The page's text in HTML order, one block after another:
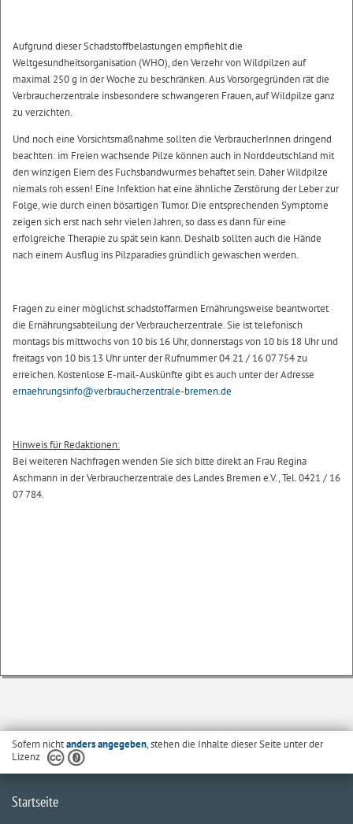
Aufgrund dieser Schadstoffbelastungen empfiehlt die
Weltgesundheitsorganisation (WHO), den Verzehr von Wildpilzen auf
maximal 250 g in der Woche zu beschränken. Aus Vorsorgegründen rät die
Verbraucherzentrale insbesondere schwangeren Frauen, auf Wildpilze ganz
zu verzichten.
Und noch eine Vorsichtsmaßnahme sollten die VerbraucherInnen dringend
beachten: im Freien wachsende Pilze können auch in Norddeutschland mit
den winzigen Eiern des Fuchsbandwurmes behaftet sein. Daher Wildpilze
niemals roh essen! Eine Infektion hat eine ähnliche Zerstörung der Leber zur
Folge, wie durch einen bösartigen Tumor. Die entsprechenden Symptome
zeigen sich erst nach sehr vielen Jahren, so dass es dann für eine
erfolgreiche Therapie zu spät sein kann. Deshalb sollten auch die Hände
nach einem Ausflug ins Pilzparadies gründlich gewaschen werden.
Fragen zu einer möglichst schadstoffarmen Ernährungsweise beantwortet
die Ernährungsabteilung der Verbraucherzentrale. Sie ist telefonisch
montags bis mittwochs von 10 bis 16 Uhr, donnerstags von 10 bis 18 Uhr und
freitags von 10 bis 13 Uhr unter der Rufnummer 04 21 / 16 07 754 zu
erreichen. Kostenlose E-mail-Auskünfte gibt es auch unter der Adresse
ernaehrungsinfo@verbraucherzentrale-bremen.de
Hinweis für Redaktionen:
Bei weiteren Nachfragen wenden Sie sich bitte direkt an Frau Regina
Aschmann in der Verbraucherzentrale des Landes Bremen e.V., Tel. 0421 / 16
07 784.
Sofern nichtanders angegeben, stehen die Inhalte dieser Seite unter der
Lizenz
Startseite